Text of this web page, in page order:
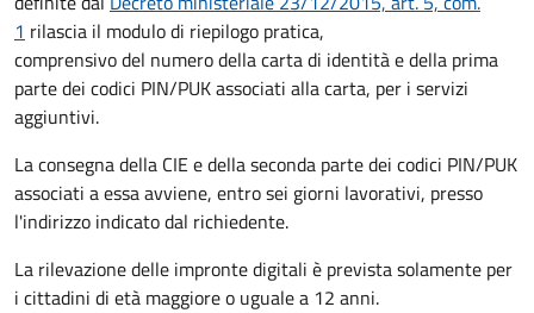
1 rilascia il modulo di riepilogo pratica,
comprensivo del numero della carta di identità e della prima
parte dei codici PIN/PUK associati alla carta, per i servizi
aggiuntivi.
La consegna della CIE e della seconda parte dei codici PIN/PUK
associati a essa avviene, entro sei giorni lavorativi, presso
l'indirizzo indicato dal richiedente.
La rilevazione delle impronte digitali è prevista solamente per
i cittadini di età maggiore o uguale a 12 anni.